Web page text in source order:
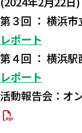
第３回 ： 横浜
レポート
第４回 ： 横浜
レポート
活動報告会：オ